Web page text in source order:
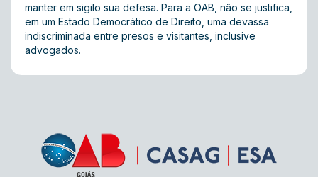
manter em sigilo sua defesa. Para a OAB, não se justifica,
em um Estado Democrático de Direito, uma devassa
indiscriminada entre presos e visitantes, inclusive
advogados.